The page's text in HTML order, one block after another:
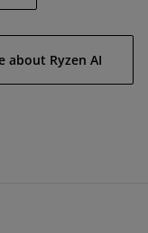
about Ryzen AI